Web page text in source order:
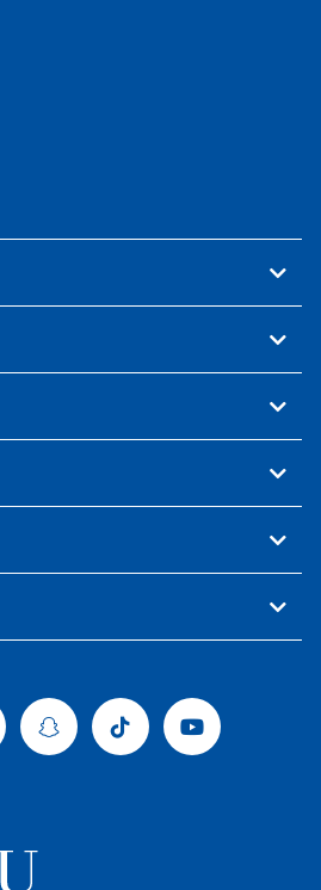
SnapchatTiktok Youtube